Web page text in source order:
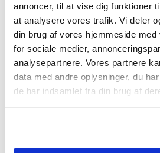
annoncer, til at vise dig funktioner
at analysere vores trafik. Vi deler
din brug af vores hjemmeside med
for sociale medier,
analysepartnere. Vores partnere
data med andre oplysninger, du
de har indsamlet fra din brug af
Sletten 120